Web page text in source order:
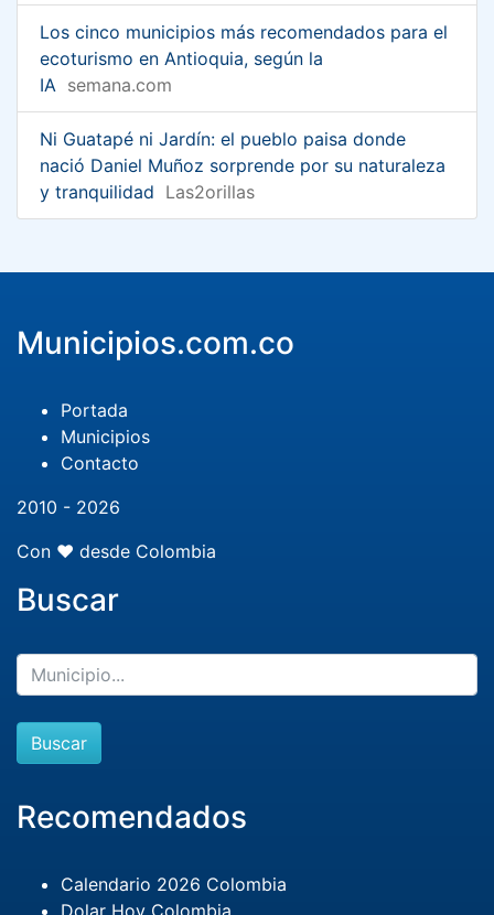
Los cinco municipios más recomendados para el
ecoturismo en Antioquia, según la
IA semana.com
Ni Guatapé ni Jardín: el pueblo paisa donde
nació Daniel Muñoz sorprende por su naturaleza
y tranquilidad Las2orillas
Municipios.com.co
Portada
Municipios
Contacto
2010 - 2026
Con ❤️ desde Colombia
Buscar
Buscar
Recomendados
Calendario 2026 Colombia
Dolar Hoy Colombia